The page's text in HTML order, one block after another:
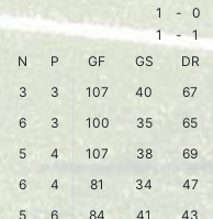
1 -
0
1 - 1
N P GF GS
DR
3 3 107 40
67
6 3 100 35
65
5 4 107 38
69
6 4 81 34
47
5 6 84 41
43